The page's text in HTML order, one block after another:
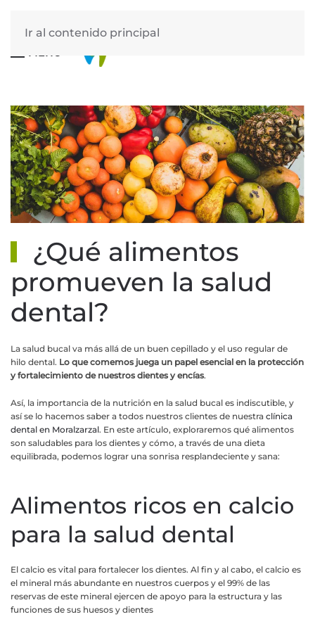
Ir al contenido principal
MENÚ
¿Qué alimentos
promueven la salud
dental?
La salud bucal va más allá de un buen cepillado y el uso regular de
hilo dental. Lo que comemos juega un papel esencial en la protección
y fortalecimiento de nuestros dientes y encías.
Así, la importancia de la nutrición en la salud bucal es indiscutible, y
así se lo hacemos saber a todos nuestros clientes de nuestra clínica
dental en Moralzarzal. En este artículo, exploraremos qué alimentos
son saludables para los dientes y cómo, a través de una dieta
equilibrada, podemos lograr una sonrisa resplandeciente y sana:
Alimentos ricos en calcio
para la salud dental
El calcio es vital para fortalecer los dientes. Al fin y al cabo, el calcio es
el mineral más abundante en nuestros cuerpos y el 99% de las
reservas de este mineral ejercen de apoyo para la estructura y las
funciones de sus huesos y dientes